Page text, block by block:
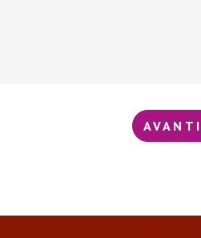
AVANTI